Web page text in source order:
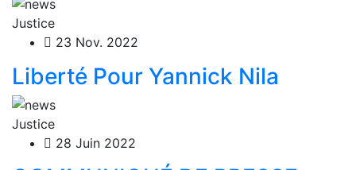
Justice
23 Nov. 2022
Liberté Pour Yannick Nila
Justice
28 Juin 2022